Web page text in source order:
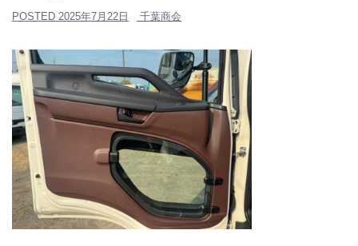
POSTED 2025年7月22日 千葉商会